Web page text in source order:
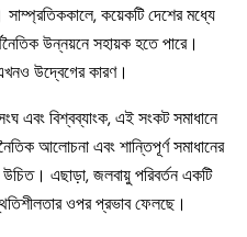
কয়েকটি দেশের মধ্যে
উন্নয়নে সহায়ক হতে পারে।
উদ্বেগের কারণ।
এবং বিশ্বব্যাংক, এই সংকট সমাধানে
আলোচনা এবং শান্তিপূর্ণ সমাধানের
এছাড়া, জলবায়ু পরিবর্তন একটি
ওপর প্রভাব ফেলছে।